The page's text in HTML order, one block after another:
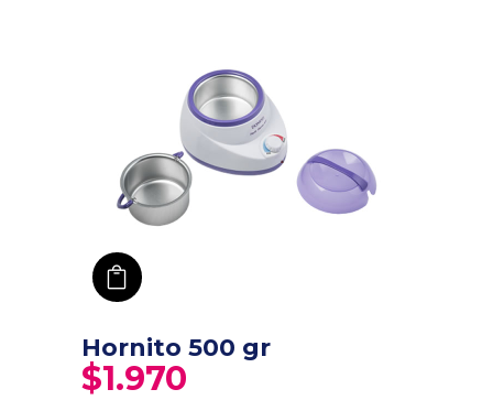
Hornito 500 gr
$1.970